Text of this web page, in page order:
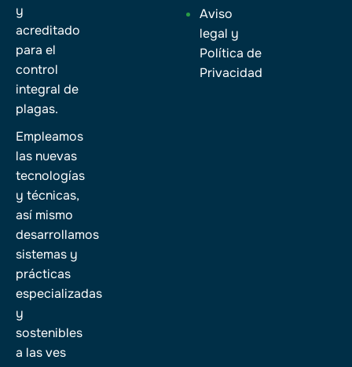
y
acreditado
para el
control
integral de
plagas.
Empleamos
las nuevas
tecnologías
y técnicas,
así mismo
desarrollamos
sistemas y
prácticas
especializadas
y
sostenibles
a las ves
Aviso
legal y
Política de
Privacidad